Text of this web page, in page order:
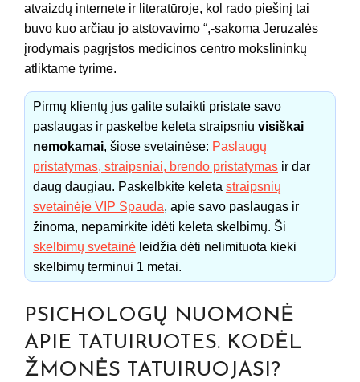
atvaizdų internete ir literatūroje, kol rado piešinį tai
buvo kuo arčiau jo atstovavimo “,-sakoma Jeruzalės
įrodymais pagrįstos medicinos centro mokslininkų
atliktame tyrime.
Pirmų klientų jus galite sulaikti pristate savo
paslaugas ir paskelbe keleta straipsniu visiškai
nemokamai, šiose svetainėse: Paslaugų
pristatymas, straipsniai, brendo pristatymas ir dar
daug daugiau. Paskelbkite keleta straipsnių
svetainėje VIP Spauda, apie savo paslaugas ir
žinoma, nepamirkite idėti keleta skelbimų. Ši
skelbimų svetainė leidžia dėti nelimituota kieki
skelbimų terminui 1 metai.
PSICHOLOGŲ NUOMONĖ
APIE TATUIRUOTES. KODĖL
ŽMONĖS TATUIRUOJASI?